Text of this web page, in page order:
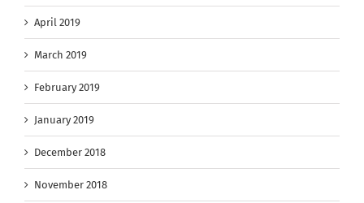
April 2019
March 2019
February 2019
January 2019
December 2018
November 2018